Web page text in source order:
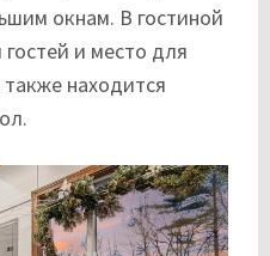
окнам. В гостиной
и место для
находится